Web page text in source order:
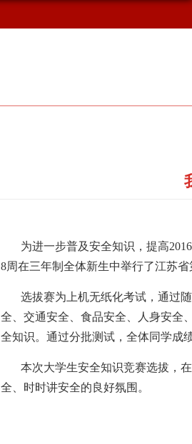
为进一步普及安全知识，提高
8周在三年制全体新生中举行了江苏
选拔赛为上机无纸化考试，通过
全、交通安全、食品安全、人身安全
全知识。通过分批测试，全体同学成
本次大学生安全知识竞赛选拔，
全、时时讲安全的良好氛围。